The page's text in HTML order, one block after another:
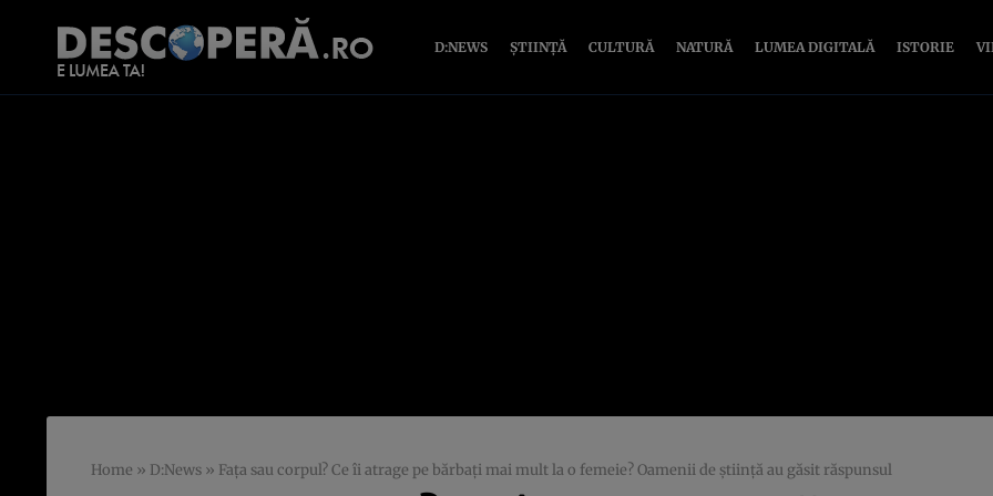
D:NEWS ȘTIINȚĂ CULTURĂ NATURĂ LUMEA DIGITALĂ ISTORIE
Home » D:News » Faţa sau corpul? Ce îi atrage pe bărbaţi mai mult la o femeie? Oamenii de ştiinţă au găsit răspunsul